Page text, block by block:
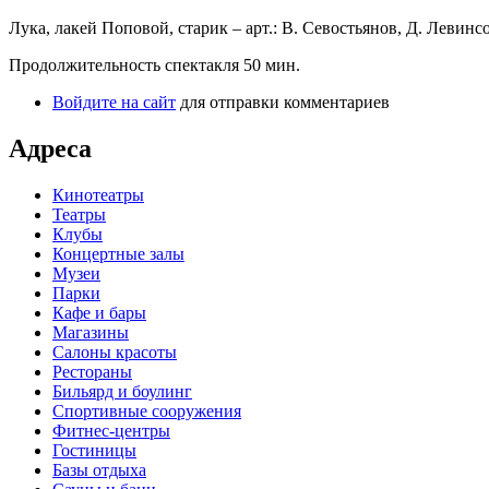
Лука, лакей Поповой, старик – арт.: В. Севостьянов, Д.
Продолжительность спектакля 50 мин.
Войдите на сайт для отправки комментариев
Адреса
Кинотеатры
Театры
Клубы
Концертные залы
Музеи
Парки
Кафе и бары
Магазины
Салоны красоты
Рестораны
Бильярд и боулинг
Спортивные сооружения
Фитнес-центры
Гостиницы
Базы отдыха